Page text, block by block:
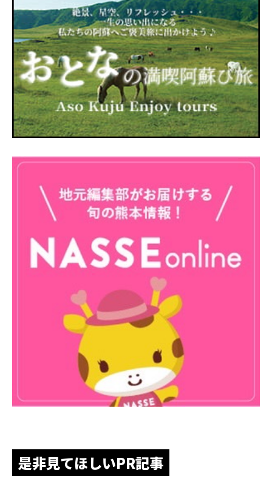
是非見てほしいPR記事